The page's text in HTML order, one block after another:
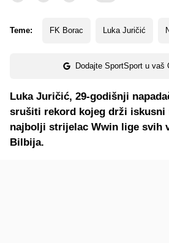
Teme: FK Borac Luka Juričić
Dodajte SportSport u vaš
Luka Juričić, 29-godišnji
srušiti rekord kojeg drži iskusni
najbolji strijelac Wwin lige svih
Bilbija.